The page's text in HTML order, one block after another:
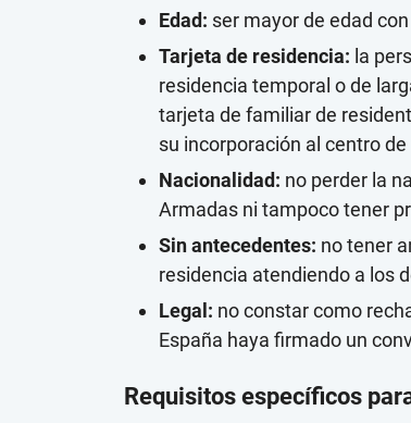
Edad: ser mayor de edad
Tarjeta de residencia: la
residencia temporal o de
tarjeta de familiar de
su incorporación al centro
Nacionalidad: no perder la
Armadas ni tampoco tener
Sin antecedentes: no tener
residencia atendiendo a los
Legal: no constar como
España haya firmado un
Requisitos específicos